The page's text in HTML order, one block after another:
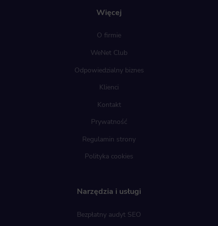
Więcej
O firmie
WeNet Club
Odpowiedzialny biznes
Klienci
Kontakt
Prywatność
Regulamin strony
Polityka cookies
Narzędzia i usługi
Bezpłatny audyt SEO